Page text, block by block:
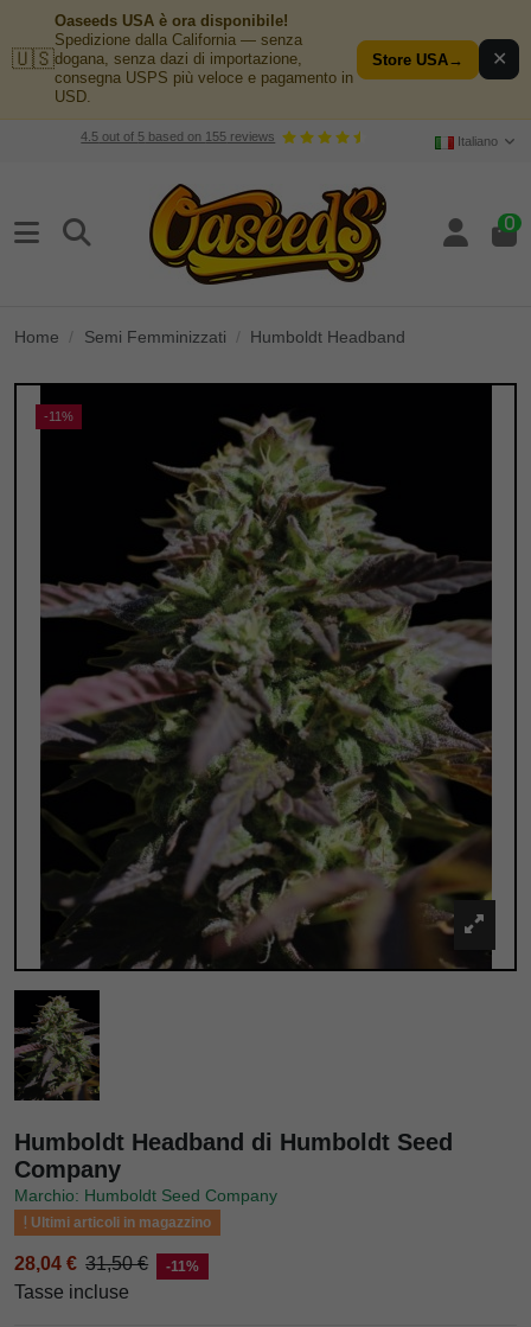
🇺🇸
Oaseeds USA è ora disponibile!
Spedizione dalla California — senza
dogana, senza dazi di importazione,
consegna USPS più veloce e pagamento in
USD.
Store USA→ ✕
4.5 out of 5 based on 155 reviews Italiano
0
Home Semi Femminizzati Humboldt Headband
-11%
Humboldt Headband di Humboldt Seed
Company
Marchio: Humboldt Seed Company
Ultimi articoli in magazzino
28,04 € 31,50 € -11%
Tasse incluse